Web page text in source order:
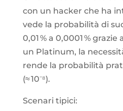
con un hacker che ha
vede la probabilità di
0,01 % a 0,0001 %
un Platinum, la
rende la probabilità
(≈ 10⁻⁸).
Scenari tipici: